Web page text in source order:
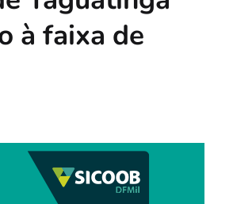
à faixa de